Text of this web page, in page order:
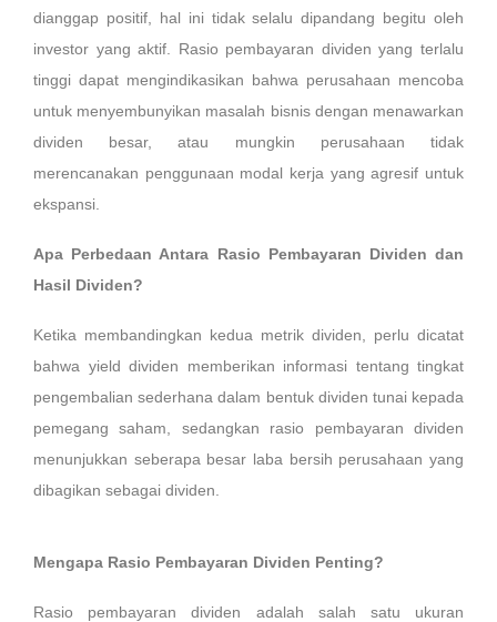
dianggap positif, hal ini tidak selalu dipandang begitu oleh
investor yang aktif. Rasio pembayaran dividen yang terlalu
tinggi dapat mengindikasikan bahwa perusahaan mencoba
untuk menyembunyikan masalah bisnis dengan menawarkan
dividen besar, atau mungkin perusahaan tidak
merencanakan penggunaan modal kerja yang agresif untuk
ekspansi.
Apa Perbedaan Antara Rasio Pembayaran Dividen dan
Hasil Dividen?
Ketika membandingkan kedua metrik dividen, perlu dicatat
bahwa yield dividen memberikan informasi tentang tingkat
pengembalian sederhana dalam bentuk dividen tunai kepada
pemegang saham, sedangkan rasio pembayaran dividen
menunjukkan seberapa besar laba bersih perusahaan yang
dibagikan sebagai dividen.
Mengapa Rasio Pembayaran Dividen Penting?
Rasio pembayaran dividen adalah salah satu ukuran